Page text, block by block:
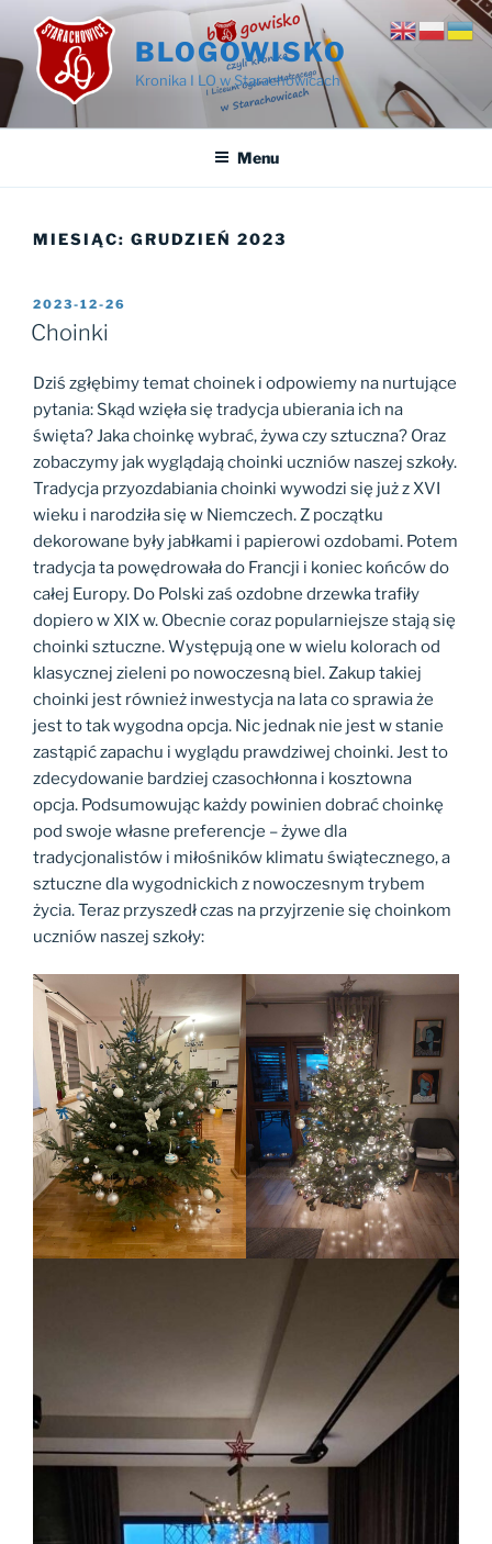
Przejdź
treści
BLOGOWISKO
Kronika I LO w Starachowicach
Menu
MIESIĄC: GRUDZIEŃ 2023
OPUBLIKOWANE
W
2023-12-26
Choinki
Dziś zgłębimy temat choinek i odpowiemy na nurtujące
pytania: Skąd wzięła się tradycja ubierania ich na
święta? Jaka choinkę wybrać, żywa czy sztuczna? Oraz
zobaczymy jak wyglądają choinki uczniów naszej szkoły.
Tradycja przyozdabiania choinki wywodzi się już z XVI
wieku i narodziła się w Niemczech. Z początku
dekorowane były jabłkami i papierowi ozdobami. Potem
tradycja ta powędrowała do Francji i koniec końców do
całej Europy. Do Polski zaś ozdobne drzewka trafiły
dopiero w XIX w. Obecnie coraz popularniejsze stają się
choinki sztuczne. Występują one w wielu kolorach od
klasycznej zieleni po nowoczesną biel. Zakup takiej
choinki jest również inwestycja na lata co sprawia że
jest to tak wygodna opcja. Nic jednak nie jest w stanie
zastąpić zapachu i wyglądu prawdziwej choinki. Jest to
zdecydowanie bardziej czasochłonna i kosztowna
opcja. Podsumowując każdy powinien dobrać choinkę
pod swoje własne preferencje – żywe dla
tradycjonalistów i miłośników klimatu świątecznego, a
sztuczne dla wygodnickich z nowoczesnym trybem
życia. Teraz przyszedł czas na przyjrzenie się choinkom
uczniów naszej szkoły: